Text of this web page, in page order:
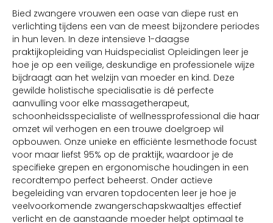
Bied zwangere vrouwen een oase van diepe rust en
verlichting tijdens een van de meest bijzondere periodes
in hun leven. In deze intensieve 1-daagse
praktijkopleiding van Huidspecialist Opleidingen leer je
hoe je op een veilige, deskundige en professionele wijze
bijdraagt aan het welzijn van moeder en kind. Deze
gewilde holistische specialisatie is dé perfecte
aanvulling voor elke massagetherapeut,
schoonheidsspecialiste of wellnessprofessional die haar
omzet wil verhogen en een trouwe doelgroep wil
opbouwen. Onze unieke en efficiënte lesmethode focust
voor maar liefst 95% op de praktijk, waardoor je de
specifieke grepen en ergonomische houdingen in een
recordtempo perfect beheerst. Onder actieve
begeleiding van ervaren topdocenten leer je hoe je
veelvoorkomende zwangerschapskwaaltjes effectief
verlicht en de aanstaande moeder helpt optimaal te